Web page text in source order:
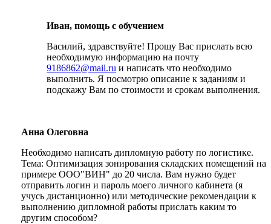
Иван, помощь с обучением
Василий, здравствуйте! Прошу Вас прислать всю
необходимую информацию на почту
9186862@mail.ru и написать что необходимо
выполнить. Я посмотрю описание к заданиям и
подскажу Вам по стоимости и срокам выполнения.
Анна Олеговна
Необходимо написать дипломную работу по логистике.
Тема: Оптимизация зонирования складских помещений на
примере ООО"ВИН" до 20 числа. Вам нужно будет
отправить логин и пароль моего личного кабинета (я
учусь дистанционно) или методические рекомендации к
выполнению дипломной работы прислать каким то
другим способом?